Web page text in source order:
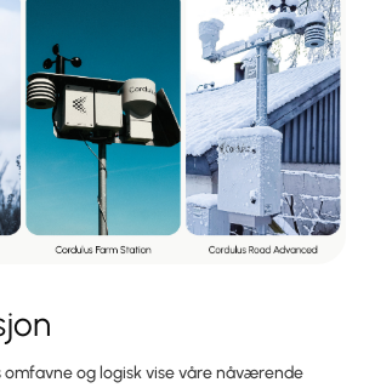
omfavne og logisk vise våre nåværende